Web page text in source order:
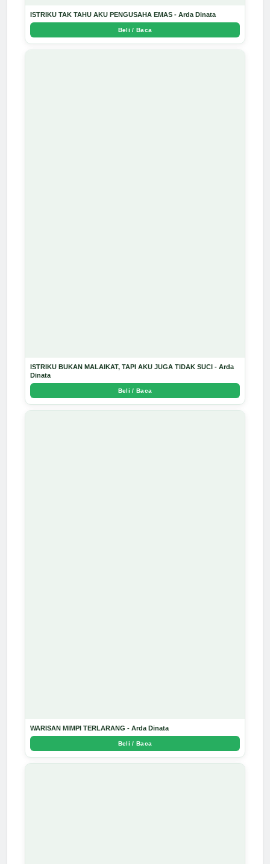
ISTRIKU TAK TAHU AKU PENGUSAHA EMAS - Arda Dinata
Beli / Baca
ISTRIKU BUKAN MALAIKAT, TAPI AKU JUGA TIDAK SUCI - Arda
Dinata
Beli / Baca
WARISAN MIMPI TERLARANG - Arda Dinata
Beli / Baca